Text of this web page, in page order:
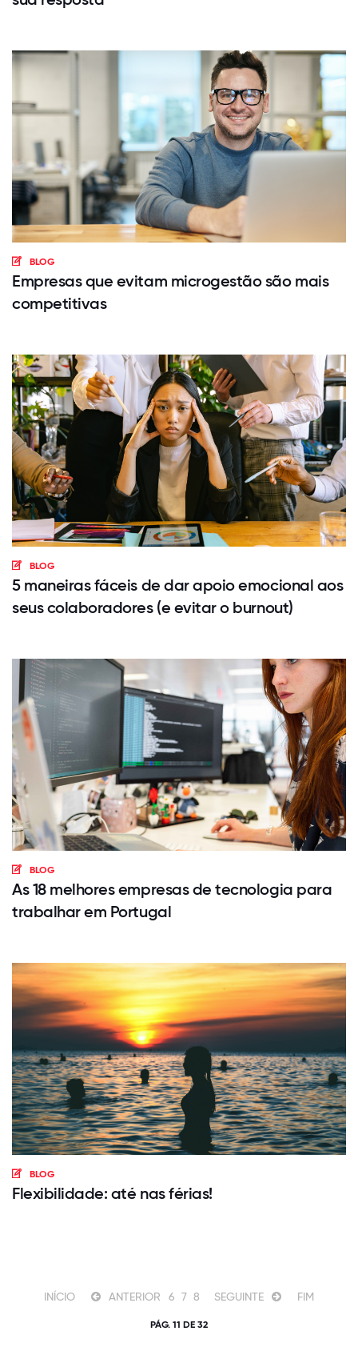
BLOG
Empresas que evitam microgestão são mais
competitivas
BLOG
5 maneiras fáceis de dar apoio emocional aos
seus colaboradores (e evitar o burnout)
BLOG
As 18 melhores empresas de tecnologia para
trabalhar em Portugal
BLOG
Flexibilidade: até nas férias!
INÍCIO ANTERIOR 6 7 8 SEGUINTE FIM
PÁG. 11 DE 32